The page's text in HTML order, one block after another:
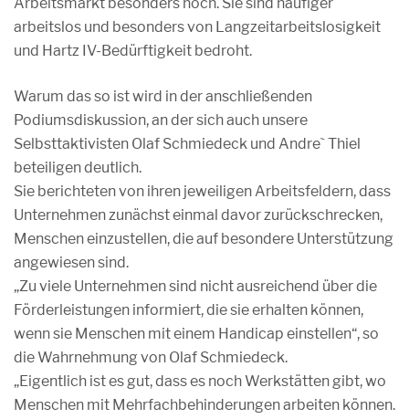
arbeitslos und besonders von Langzeitarbeitslosigkeit
und Hartz IV-Bedürftigkeit bedroht.
Warum das so ist wird in der anschließenden
Podiumsdiskussion, an der sich auch unsere
Selbsttaktivisten Olaf Schmiedeck und Andre` Thiel
beteiligen deutlich.
Sie berichteten von ihren jeweiligen Arbeitsfeldern, dass
Unternehmen zunächst einmal davor zurückschrecken,
Menschen einzustellen, die auf besondere Unterstützung
angewiesen sind.
„Zu viele Unternehmen sind nicht ausreichend über die
Förderleistungen informiert, die sie erhalten können,
wenn sie Menschen mit einem Handicap einstellen“, so
die Wahrnehmung von Olaf Schmiedeck.
„Eigentlich ist es gut, dass es noch Werkstätten gibt, wo
Menschen mit Mehrfachbehinderungen arbeiten können.